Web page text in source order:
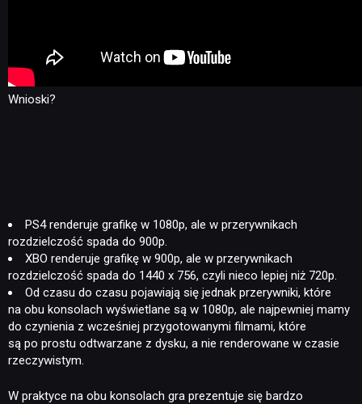
Wnioski?
PS4 renderuje grafikę w 1080p, ale w przerywnikach
rozdzielczość spada do 900p.
XBO renderuje grafikę w 900p, ale w przerywnikach
rozdzielczość spada do 1440 x 756, czyli nieco lepiej niż 720p.
Od czasu do czasu pojawiają się jednak przerywniki, które
na obu konsolach wyświetlane są w 1080p, ale najpewniej mamy
do czynienia z wcześniej przygotowanymi filmami, które
są po prostu odtwarzane z dysku, a nie renderowane w czasie
rzeczywistym.
W praktyce na obu konsolach gra prezentuje się bardzo